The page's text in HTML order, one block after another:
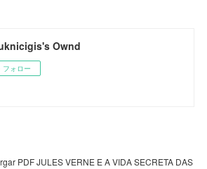
Ownd
フォロー
PDF JULES VERNE E A VIDA SECRETA DAS